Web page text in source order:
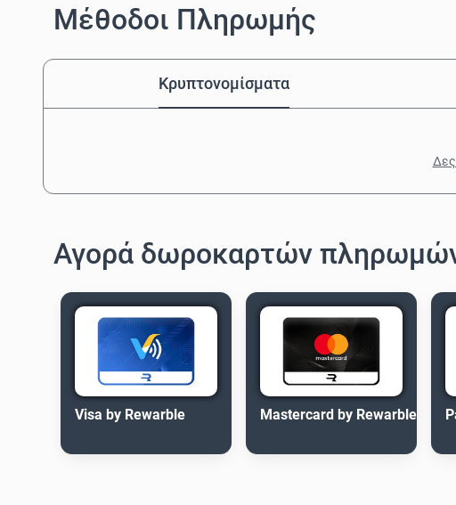
Μέθοδοι Πληρωμής
Κρυπτονομίσματα
Δες
Αγορά δωροκαρτών
Visa by Rewarble Mastercard by Rewarble